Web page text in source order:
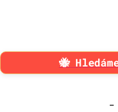
🐝